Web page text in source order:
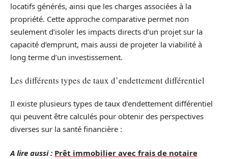
locatifs générés, ainsi que les charges associées à la
propriété. Cette approche comparative permet non
seulement d’isoler les impacts directs d’un projet sur la
capacité d’emprunt, mais aussi de projeter la viabilité à
long terme d’un investissement.
Les différents types de taux d’endettement différentiel
Il existe plusieurs types de taux d’endettement différentiel
qui peuvent être calculés pour obtenir des perspectives
diverses sur la santé financière :
A lire aussi : Prêt immobilier avec frais de notaire